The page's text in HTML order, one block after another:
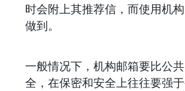
时会附上其推荐信，而使用机
做到。
一般情况下，机构邮箱要比公
全，在保密和安全上往往要强于